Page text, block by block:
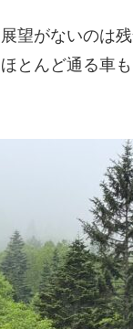
望がないのは
とんど通る車